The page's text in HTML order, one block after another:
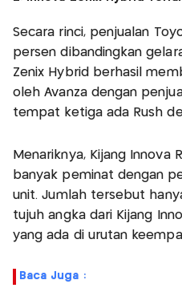
Secara rinci, penjualan
persen dibandingkan
Zenix Hybrid berhasil
oleh Avanza dengan
tempat ketiga ada Rush
Menariknya, Kijang Innova
banyak peminat dengan
unit. Jumlah tersebut
tujuh angka dari Kijang
yang ada di urutan
Baca Juga :